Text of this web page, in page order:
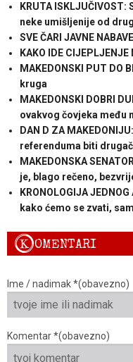
KRUTA
neke umišljenije od
SVE ČARI JAVNE
KAKO IDE
MAKEDONSKI PUT DO
kruga
MAKEDONSKI DOBRI
ovakvog čovjeka među
DAN D ZA
referenduma biti
MAKEDONSKA
je, blago rečeno,
KRONOLOGIJA
kako ćemo se zvati,
KOMENTARI
Ime / nadimak *(obavezno)
Komentar *(obavezno)